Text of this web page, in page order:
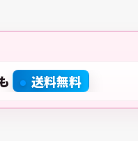
送料無料